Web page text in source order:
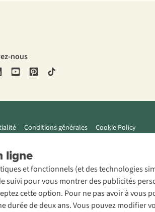
ligne
et fonctionnels (et des technologies
pour vous montrer des publicités
cette option. Pour ne pas avoir à vous
de deux ans. Vous pouvez modifier
nous
Conditions générales Cookie Policy